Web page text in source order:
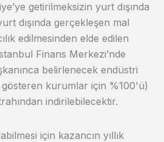
getirilmeksizin yurt dışında
dışında gerçekleşen mal
edilmesinden elde edilen
Finans Merkezi’nde
belirlenecek endüstri
kurumlar için %100'ü)
indirilebilecektir.
için kazancın yıllık